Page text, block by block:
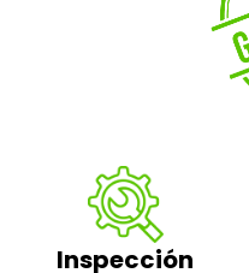
Inspección